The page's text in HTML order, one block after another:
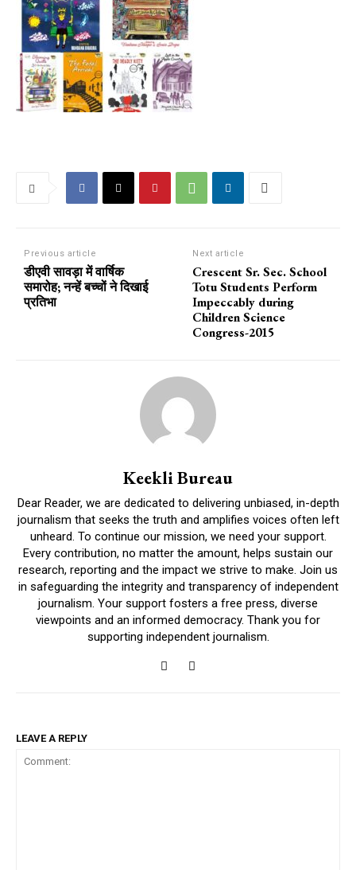
Previous article
डीएवी सावड़ा में वार्षिक
समारोह; नन्हें बच्चों ने दिखाई
प्रतिभा
Next article
Crescent Sr. Sec. School
Totu Students Perform
Impeccably during
Children Science
Congress-2015
Keekli Bureau
Dear Reader, we are dedicated to delivering unbiased, in-depth
journalism that seeks the truth and amplifies voices often left
unheard. To continue our mission, we need your support.
Every contribution, no matter the amount, helps sustain our
research, reporting and the impact we strive to make. Join us
in safeguarding the integrity and transparency of independent
journalism. Your support fosters a free press, diverse
viewpoints and an informed democracy. Thank you for
supporting independent journalism.
LEAVE A REPLY